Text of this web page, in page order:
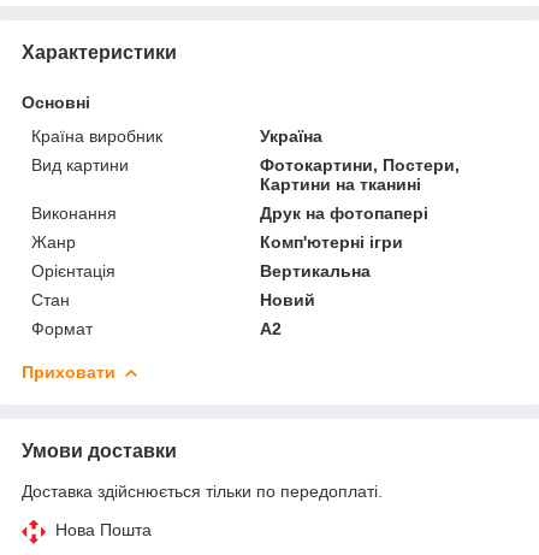
Характеристики
Основні
Країна виробник
Україна
Вид картини
Фотокартини, Постери,
Картини на тканині
Виконання
Друк на фотопапері
Жанр
Комп'ютерні ігри
Орієнтація
Вертикальна
Стан
Новий
Формат
A2
Приховати
Умови доставки
Доставка здійснюється тільки по передоплаті.
Нова Пошта